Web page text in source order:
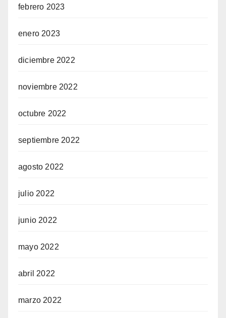
febrero 2023
enero 2023
diciembre 2022
noviembre 2022
octubre 2022
septiembre 2022
agosto 2022
julio 2022
junio 2022
mayo 2022
abril 2022
marzo 2022